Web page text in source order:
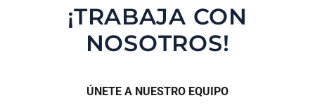
¡TRABAJA CON
NOSOTROS!
ÚNETE A NUESTRO EQUIPO